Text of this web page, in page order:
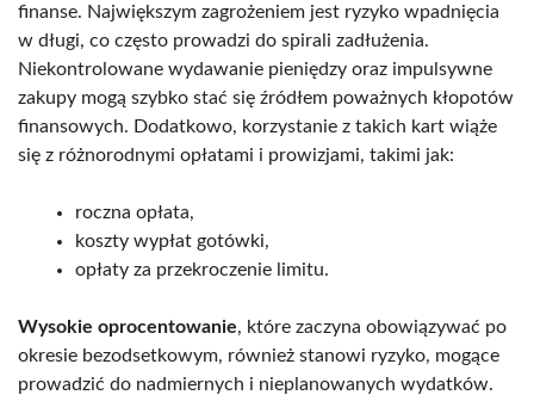
finanse. Największym zagrożeniem jest ryzyko wpadnięcia
w długi, co często prowadzi do spirali zadłużenia.
Niekontrolowane wydawanie pieniędzy oraz impulsywne
zakupy mogą szybko stać się źródłem poważnych kłopotów
finansowych. Dodatkowo, korzystanie z takich kart wiąże
się z różnorodnymi opłatami i prowizjami, takimi jak:
roczna opłata,
koszty wypłat gotówki,
opłaty za przekroczenie limitu.
Wysokie oprocentowanie, które zaczyna obowiązywać po
okresie bezodsetkowym, również stanowi ryzyko, mogące
prowadzić do nadmiernych i nieplanowanych wydatków.